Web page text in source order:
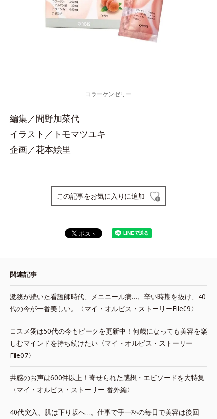
コラーゲンゼリー
編集／間野加菜代
イラスト／トモマツユキ
企画／花本絵里
この記事をお気に入りに追加
関連記事
激務が続いた看護師時代、メニエール病…。辛い時期を抜け、40
代の今が一番美しい。〈マイ・オルビス・ストーリーFile09〉
コスメ愛は50代の今もピークを更新中！何歳になっても美容を楽
しむマインドを持ち続けたい〈マイ・オルビス・ストーリー
File07〉
共感のお声は600件以上！寄せられた感想・エピソードを大特集
〈マイ・オルビス・ストーリー 番外編〉
40代突入、肌は下り坂へ…。仕事で手一杯の毎日で美容は後回